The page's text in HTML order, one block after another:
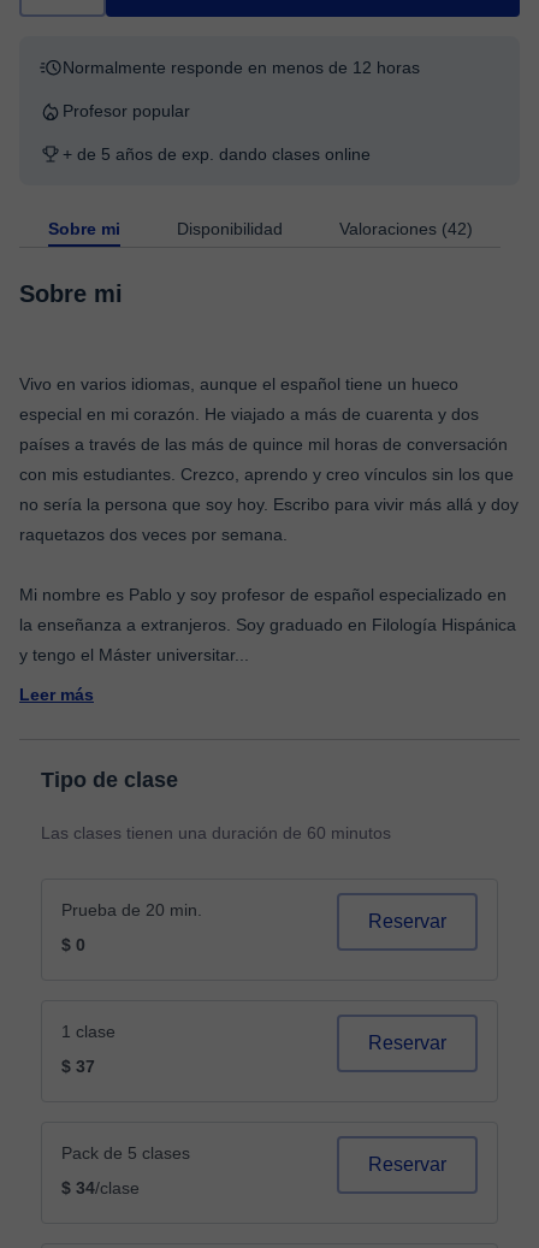
Normalmente responde en menos de 12 horas
Profesor popular
+ de 5 años de exp. dando clases online
Sobre mi Disponibilidad Valoraciones (42)
Sobre mi
Vivo en varios idiomas, aunque el español tiene un hueco
especial en mi corazón. He viajado a más de cuarenta y dos
países a través de las más de quince mil horas de conversación
con mis estudiantes. Crezco, aprendo y creo vínculos sin los que
no sería la persona que soy hoy. Escribo para vivir más allá y doy
raquetazos dos veces por semana.
Mi nombre es Pablo y soy profesor de español especializado en
la enseñanza a extranjeros. Soy graduado en Filología Hispánica
y tengo el Máster universitar...
Leer más
Tipo de clase
Las clases tienen una duración de 60 minutos
Prueba de 20 min.
$ 0
Reservar
1 clase
$ 37
Reservar
Pack de 5 clases
$ 34/clase
Reservar